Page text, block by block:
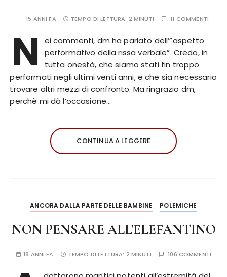
15 ANNI FA TEMPO DI LETTURA: 2 MINUTI 11 COMMENTI
N
ei commenti, dm ha parlato dell’”aspetto
performativo della rissa verbale”. Credo, in
tutta onestà, che siamo stati fin troppo
performati negli ultimi venti anni, e che sia necessario
trovare altri mezzi di confronto. Ma ringrazio dm,
perchè mi dà l’occasione…
CONTINUA A LEGGERE
ANCORA DALLA PARTE DELLE BAMBINE POLEMICHE
NON PENSARE ALL'ELEFANTINO
18 ANNI FA TEMPO DI LETTURA: 2 MINUTI 106 COMMENTI